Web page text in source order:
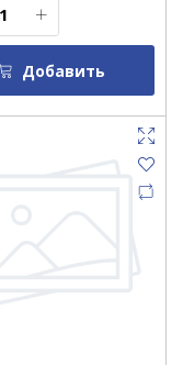
Добавить